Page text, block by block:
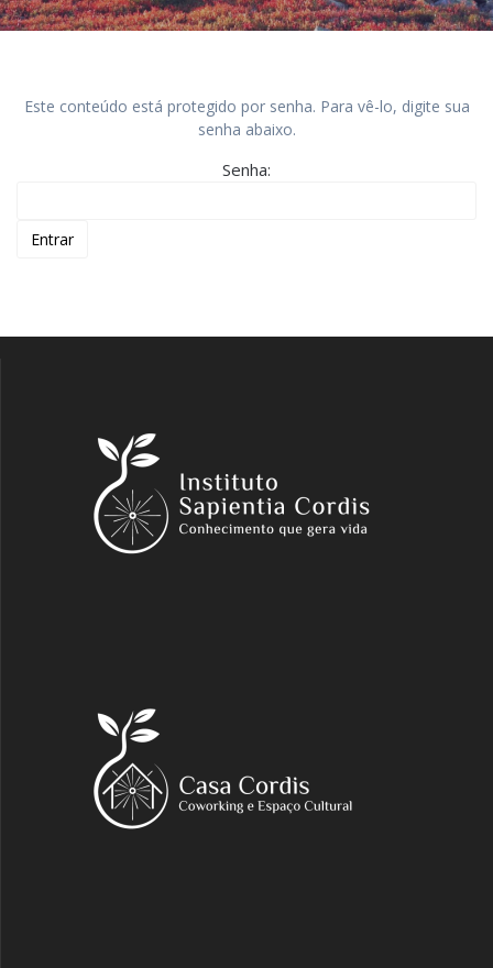
Este conteúdo está protegido por senha. Para vê-lo, digite sua
senha abaixo.
Senha: